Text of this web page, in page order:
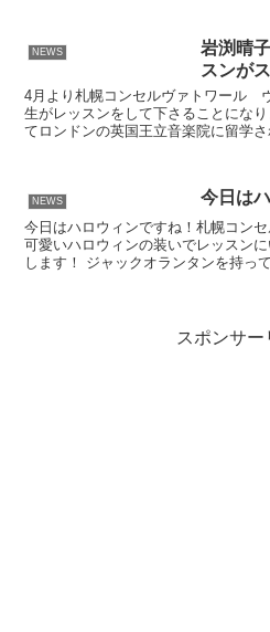
NEWS
岩渕晴
スンが
4月より札幌コンセルヴァトワール
生がレッスンをして下さることにな
てロンドンの英国王立音楽院に留学
NEWS 今日は
今日はハロウィンですね！札幌コン
可愛いハロウィンの装いでレッスン
します！ ジャックオランタンを持っ
スポンサー